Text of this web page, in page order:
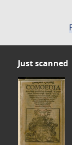
Just scanned